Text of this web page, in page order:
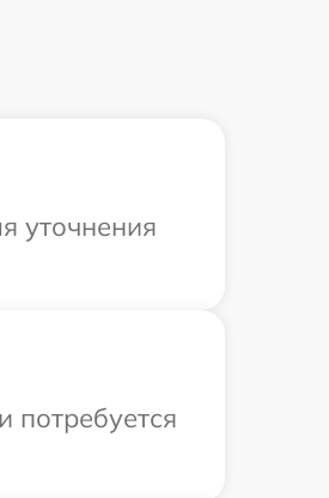
уточнения
потребуется